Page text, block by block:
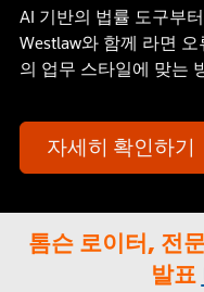
AI 기반의 법률 도구부
Westlaw와 함께 라면
의 업무 스타일에 맞는
자세히 확인하기
톰슨 로이터, 전
발표